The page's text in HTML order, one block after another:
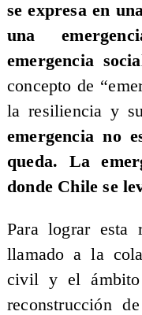
se expresa en
una
emergencia
concepto de
la resiliencia y
emergencia no
queda. La
donde Chile se
Para lograr esta
llamado a la
civil y el ámbito
reconstrucción